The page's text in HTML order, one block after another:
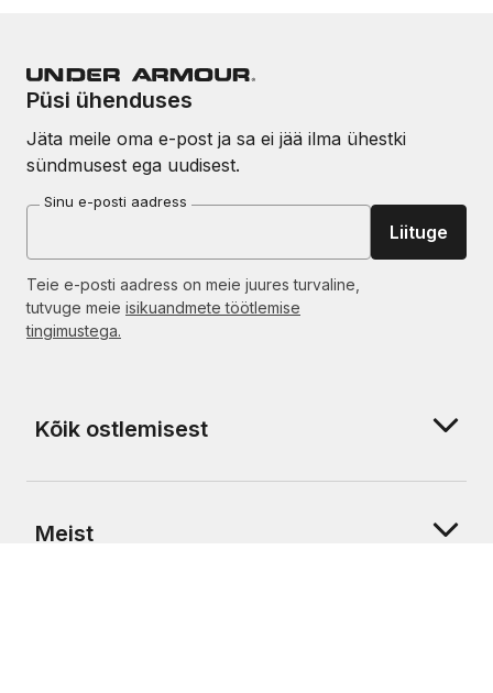
Püsi ühenduses
Jäta meile oma e-post ja sa ei jää ilma ühestki
sündmusest ega uudisest.
Sinu e-posti aadress
Liituge
Teie e-posti aadress on meie juures turvaline,
tutvuge meie isikuandmete töötlemise
tingimustega.
Kõik ostlemisest
Meist